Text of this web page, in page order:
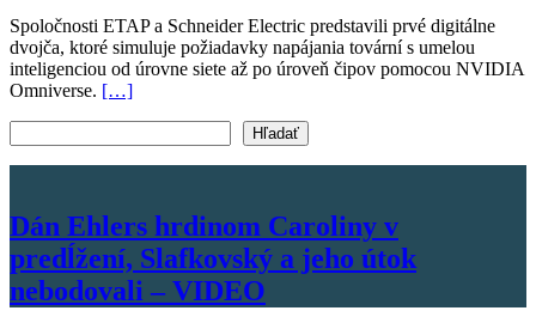
Spoločnosti ETAP a Schneider Electric predstavili prvé digitálne
dvojča, ktoré simuluje požiadavky napájania tovární s umelou
inteligenciou od úrovne siete až po úroveň čipov pomocou NVIDIA
Omniverse. […]
Hľadať
Dán Ehlers hrdinom Caroliny v
predĺžení, Slafkovský a jeho útok
nebodovali – VIDEO